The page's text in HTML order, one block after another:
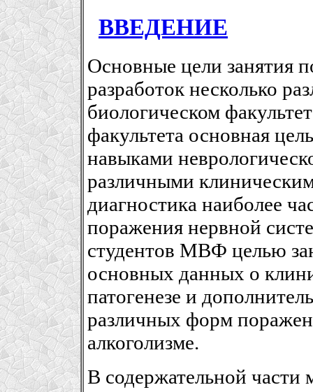
ВВЕДЕНИЕ
Основные цели занятия
разработок несколько
биологическом
факультета основная
навыками
различными
диагностика наиболее
поражения нервной
студентов МВФ целью
основных данных о
патогенезе и
различных форм
алкоголизме.
В содержательной части